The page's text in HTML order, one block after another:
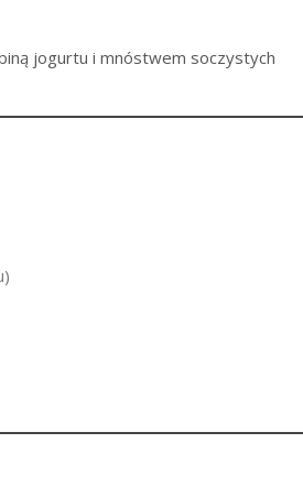
jogurtu i mnóstwem soczystych